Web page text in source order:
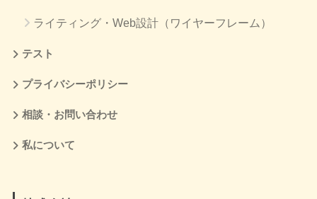
ライティング・Web設計（ワイヤーフレーム）
テスト
プライバシーポリシー
相談・お問い合わせ
私について